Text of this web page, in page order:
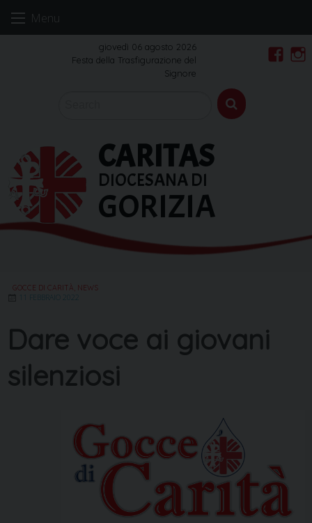
Menu
giovedì 06 agosto 2026
Festa della Trasfigurazione del
Signore
CARITAS
DIOCESANA DI
GORIZIA
GOCCE DI CARITÀ NEWS
11 FEBBRAIO 2022
Dare voce ai giovani
silenziosi